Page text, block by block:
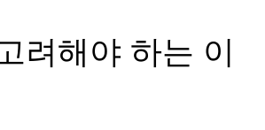
려해야 하는 이